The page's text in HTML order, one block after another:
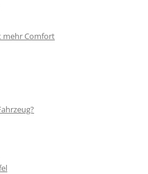
mehr Comfort